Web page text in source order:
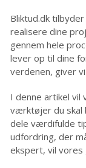
Bliktud.dk
realisere dine
gennem hele
lever op til dine
verdenen, giver
I denne artikel
værktøjer du skal
dele værdifulde
udfordring, der
ekspert, vil